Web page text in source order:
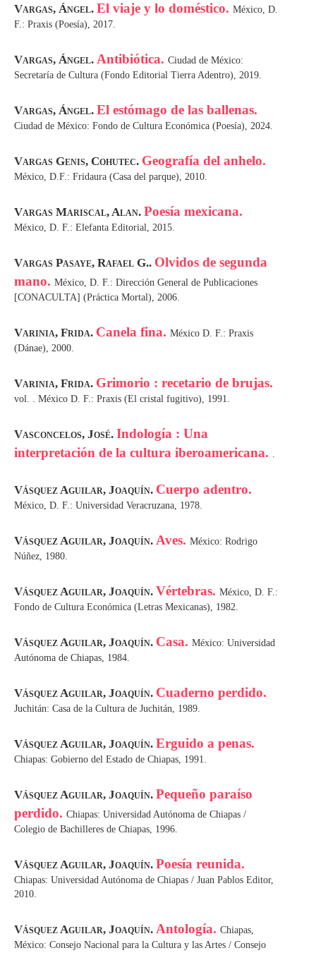
Vargas, Ángel. El viaje y lo doméstico. México, D.
F.: Praxis (Poesía), 2017.
Vargas, Ángel. Antibiótica. Ciudad de México:
Secretaría de Cultura (Fondo Editorial Tierra Adentro), 2019.
Vargas, Ángel. El estómago de las ballenas.
Ciudad de México: Fondo de Cultura Económica (Poesía), 2024.
Vargas Genis, Cohutec. Geografía del anhelo.
México, D.F.: Fridaura (Casa del parque), 2010.
Vargas Mariscal, Alan. Poesía mexicana.
México, D. F.: Elefanta Editorial, 2015.
Vargas Pasaye, Rafael G.. Olvidos de segunda
mano. México, D. F.: Dirección General de Publicaciones
[CONACULTA] (Práctica Mortal), 2006.
Varinia, Frida. Canela fina. México D. F.: Praxis
(Dánae), 2000.
Varinia, Frida. Grimorio : recetario de brujas.
vol. . México D. F.: Praxis (El cristal fugitivo), 1991.
Vasconcelos, José. Indología : Una
interpretación de la cultura iberoamericana. .
Vásquez Aguilar, Joaquín. Cuerpo adentro.
México, D. F.: Universidad Veracruzana, 1978.
Vásquez Aguilar, Joaquín. Aves. México: Rodrigo
Núñez, 1980.
Vásquez Aguilar, Joaquín. Vértebras. México, D. F.:
Fondo de Cultura Económica (Letras Mexicanas), 1982.
Vásquez Aguilar, Joaquín. Casa. México: Universidad
Autónoma de Chiapas, 1984.
Vásquez Aguilar, Joaquín. Cuaderno perdido.
Juchitán: Casa de la Cultura de Juchitán, 1989.
Vásquez Aguilar, Joaquín. Erguido a penas.
Chiapas: Gobierno del Estado de Chiapas, 1991.
Vásquez Aguilar, Joaquín. Pequeño paraíso
perdido. Chiapas: Universidad Autónoma de Chiapas /
Colegio de Bachilleres de Chiapas, 1996.
Vásquez Aguilar, Joaquín. Poesía reunida.
Chiapas: Universidad Autónoma de Chiapas / Juan Pablos Editor,
2010.
Vásquez Aguilar, Joaquín. Antología. Chiapas,
México: Consejo Nacional para la Cultura y las Artes / Consejo